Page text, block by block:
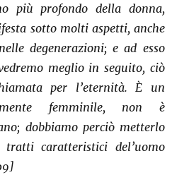
più profondo della donna,
sotto molti aspetti, anche
degenerazioni; e ad esso
meglio in seguito, ciò
per l’eternità. È un
femminile, non è
dobbiamo perciò metterlo
caratteristici del’uomo